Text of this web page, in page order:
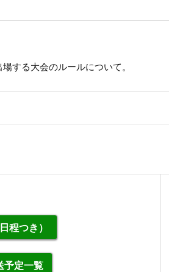
する大会のルールについて。
程つき）
予定一覧